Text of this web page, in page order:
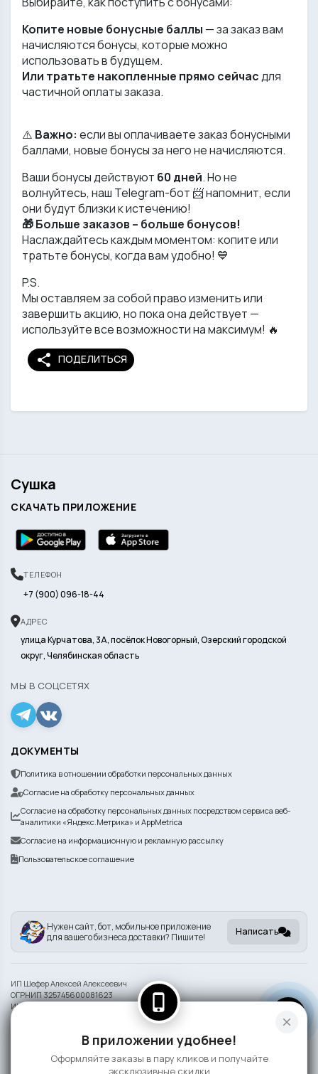
Копите новые бонусные баллы — за заказ вам
начисляются бонусы, которые можно
использовать в будущем.
Или тратьте накопленные прямо сейчасдля
частичной оплаты заказа.
⚠️ Важно: если вы оплачиваете заказ бонусными
баллами, новые бонусы за него не начисляются.
Ваши бонусы действуют 60 дней. Но не
волнуйтесь, наш Telegram-бот 📨 напомнит, если
они будут близки к истечению!
🎁 Больше заказов – больше бонусов!
Наслаждайтесь каждым моментом: копите или
тратьте бонусы, когда вам удобно! 💙
P.S.
Мы оставляем за собой право изменить или
завершить акцию, но пока она действует —
используйте все возможности на максимум! 🔥
share ПОДЕЛИТЬСЯ
Сушка
СКАЧАТЬ ПРИЛОЖЕНИЕ
ТЕЛЕФОН
+7 (900) 096-18-44
АДРЕС
улица Курчатова, 3А, посёлок Новогорный, Озерский городской
округ, Челябинская область
МЫ В СОЦСЕТЯХ
ДОКУМЕНТЫ
Политика в отношении обработки персональных данных
Согласие на обработку персональных данных
Согласие на обработку персональных данных посредством сервиса веб-
аналитики «Яндекс.Метрика» и AppMetrica
Согласие на информационную и рекламную рассылку
Пользовательское соглашение
Нужен сайт, бот, мобильное приложение
для вашего бизнеса доставки? Пишите!
Написать
ИП Шефер Алексей Алексеевич
ОГРНИП 325745600081623
ИНН 742209932290
Информация на сайте носит справочный характер и не является публичной
2026 Сушка
close
phone_iphone
В приложении удобнее!
Оформляйте заказы в пару кликов и получайте
эксклюзивные скидки